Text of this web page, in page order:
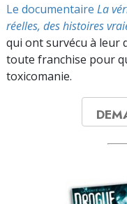
Le documentaire La
réelles, des histoires
qui ont survécu à leur
toute franchise pour
toxicomanie.